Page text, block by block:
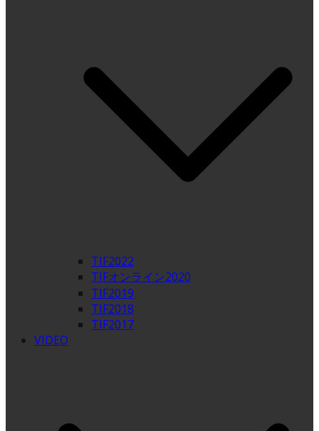
TIF2022
TIFオンライン2020
TIF2019
TIF2018
TIF2017
VIDEO